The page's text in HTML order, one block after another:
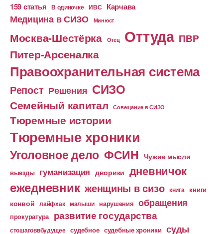
159 статья В одиночке ИВС Карчава
Медицина в СИЗО Минюст
Москва-Шестёрка Отец Оттуда ПВР
Питер-Арсеналка
Правоохранительная система
Репост Решения СИЗО
Семейный капитал Совещание в СИЗО
Тюремные истории
Тюремные хроники
Уголовное дело ФСИН Чужие мысли
выезды гуманизация дворики дневничок
ежедневник женщины в сизо книга книги
конвой лайфхак малыши нарушения обращения
прокуратура развитие государства
стошаговвбудущее судебное судебные хроники суды